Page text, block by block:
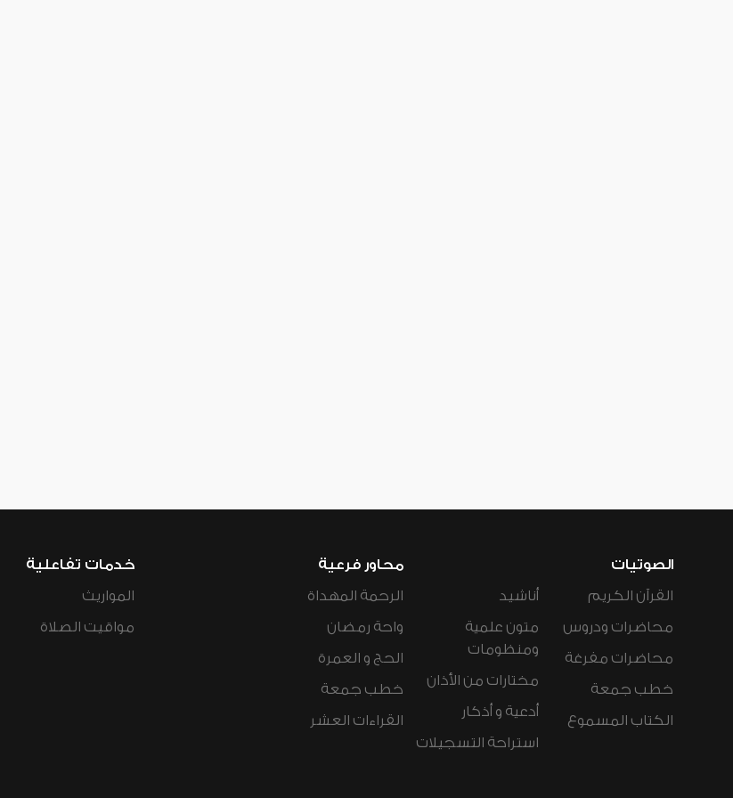
الصوتيات
القرآن الكريم
محاضرات ودروس
محاضرات مفرغة
خطب جمعة
الكتاب المسموع
أناشيد
متون علمية
ومنظومات
مختارات من الأذان
أدعية و أذكار
استراحة التسجيلات
محاور فرعية
الرحمة المهداة
واحة رمضان
الحج و العمرة
خطب جمعة
القراءات العشر
خدمات تفاعلية
المواريث
مواقيت الصلاة